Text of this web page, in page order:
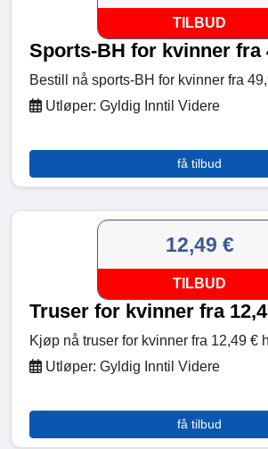
TILBUD
Sports-BH for kvinner fra
Bestill nå sports-BH for kvinner fra
Utløper: Gyldig Inntil Videre
få tilbud
12,49 €
TILBUD
Truser for kvinner fra
Kjøp nå truser for kvinner fra 12,49 €
Utløper: Gyldig Inntil Videre
få tilbud